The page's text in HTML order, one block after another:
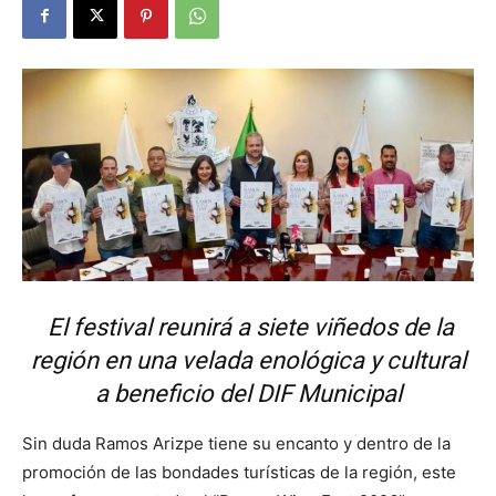
El festival reunirá a siete viñedos de la
región en una velada enológica y cultural
a beneficio del DIF Municipal
Sin duda Ramos Arizpe tiene su encanto y dentro de la
promoción de las bondades turísticas de la región, este